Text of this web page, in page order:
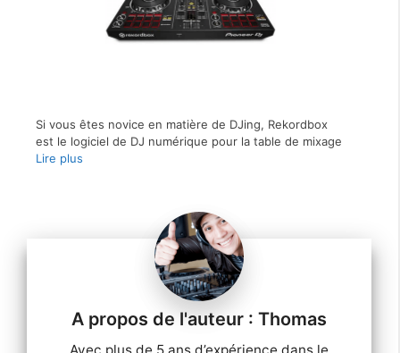
Si vous êtes novice en matière de DJing, Rekordbox
est le logiciel de DJ numérique pour la table de mixage
Lire plus
Thomas